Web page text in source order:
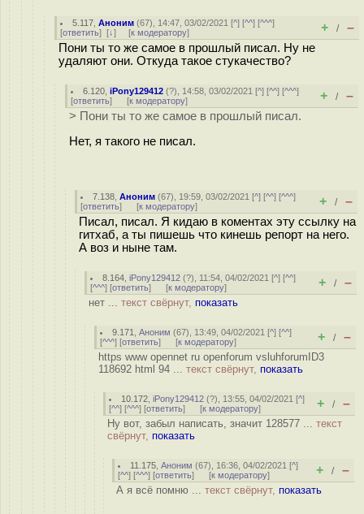
5.117 ,Аноним (67), 14:47, 03/02/2021 [^] [^^] [^^^]
[ответить] [↓] [к модератору] + / –
Пони ты то же самое в прошлый писал. Ну не
удаляют они. Откуда такое стукачество?
6.120 ,iPony129412 (?), 14:58, 03/02/2021 [^] [^^] [^^^]
[ответить] [к модератору] + / –
> Пони ты то же самое в прошлый писал.
Нет, я такого не писал.
7.138 ,Аноним (67), 19:59, 03/02/2021 [^] [^^] [^^^]
[ответить] [к модератору] + / –
Писал, писал. Я кидаю в коментах эту ссылку на
гитхаб, а ты пишешь что кинешь репорт на него.
А воз и ныне там.
8.164 ,iPony129412 (?), 11:54, 04/02/2021 [^] [^^]
[^^^] [ответить] [к модератору] + / –
нет ... текст свёрнут, показать
9.171 ,Аноним (67), 13:49, 04/02/2021 [^] [^^]
[^^^] [ответить] [к модератору] + / –
https www opennet ru openforum vsluhforumID3
118692 html 94 ... текст свёрнут, показать
10.172 ,iPony129412 (?), 13:55, 04/02/2021 [^]
[^^] [^^^] [ответить] [к модератору] + / –
Ну вот, забыл написать, значит 128577 ... текст
свёрнут, показать
11.175 ,Аноним (67), 16:36, 04/02/2021 [^]
[^^] [^^^] [ответить] [к модератору] + / –
А я всё помню ... текст свёрнут, показать